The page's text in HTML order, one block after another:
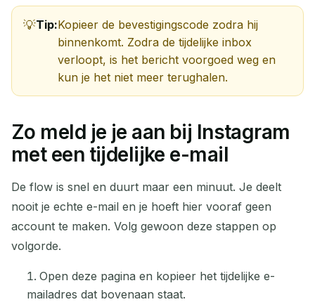
Tip:Kopieer de bevestigingscode zodra hij
binnenkomt. Zodra de tijdelijke inbox
verloopt, is het bericht voorgoed weg en
kun je het niet meer terughalen.
Zo meld je je aan bij Instagram
met een tijdelijke e-mail
De flow is snel en duurt maar een minuut. Je deelt
nooit je echte e-mail en je hoeft hier vooraf geen
account te maken. Volg gewoon deze stappen op
volgorde.
Open deze pagina en kopieer het tijdelijke e-
mailadres dat bovenaan staat.